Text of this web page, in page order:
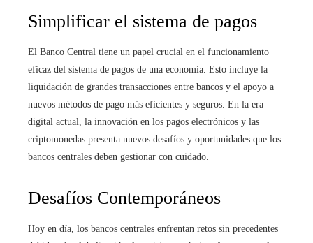
Simplificar el sistema de pagos
El Banco Central tiene un papel crucial en el funcionamiento
eficaz del sistema de pagos de una economía. Esto incluye la
liquidación de grandes transacciones entre bancos y el apoyo a
nuevos métodos de pago más eficientes y seguros. En la era
digital actual, la innovación en los pagos electrónicos y las
criptomonedas presenta nuevos desafíos y oportunidades que los
bancos centrales deben gestionar con cuidado.
Desafíos Contemporáneos
Hoy en día, los bancos centrales enfrentan retos sin precedentes